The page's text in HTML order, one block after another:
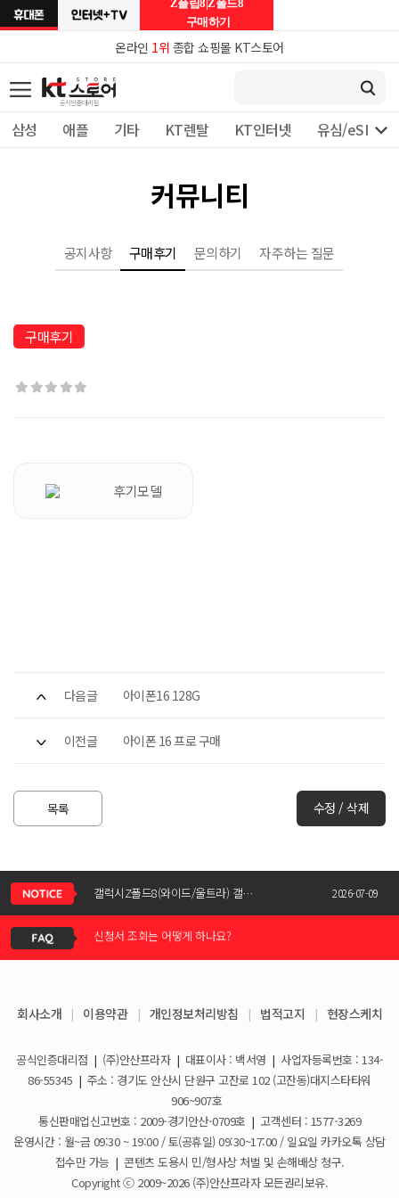
온라인 1위 종합 쇼핑몰 KT스토어
삼성 애플 기타 KT렌탈 KT인터넷 유심/eSIM 개

Z플립8|Z폴드8
구매하기
커뮤니티
공지사항 구매후기 문의하기 자주하는 질문
구매후기
    
후기모델
다음글 아이폰16 128G
이전글 아이폰 16 프로 구매
목록 수정 / 삭제
갤럭시Z폴드8(와이드/울트라) 갤럭시Z플립8 사전예약 공지사항 2026-07-09
아이폰17e 사전예약 공지사항
갤럭시S26 사전예약 공지사항
신청서 조회는 어떻게 하나요?
요금제 변경은 언제할 수 있나요?
더블할인카드는 어떻게 등록 하나요?
휴대폰 구매 후 불량이면 어떻게 하나요?
회사소개 | 이용약관 | 개인정보처리방침 | 법적고지 | 현장스케치
공식인증대리점 | (주)안산프라자 | 대표이사 : 백서영 | 사업자등록번호 : 134-
86-55345 | 주소 : 경기도 안산시 단원구 고잔로 102 (고잔동)대지스타타워
906~907호
통신판매업신고번호 : 2009-경기안산-0709호 | 고객센터 : 1577-3269
운영시간 : 월~금 09:30 ~ 19:00 / 토(공휴일) 09:30~17:00 / 일요일 카카오톡 상담
접수만 가능 | 콘텐츠 도용시 민/형사상 처벌 및 손해배상 청구.
Copyright ⓒ 2009~2026 (주)안산프라자 모든권리보유.